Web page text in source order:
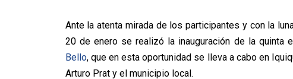
Ante la atenta mirada de los participantes y con la
20 de enero se realizó la inauguración de la quinta
Bello, que en esta oportunidad se lleva a cabo en
Arturo Prat y el municipio local.